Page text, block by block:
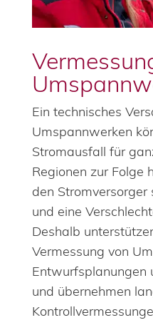
Ein technisches
Umspannwerken
Stromausfall für
Regionen zur Folge
den Stromversorger
und eine
Deshalb
Vermessung von
Entwurfsplanungen
und übernehmen